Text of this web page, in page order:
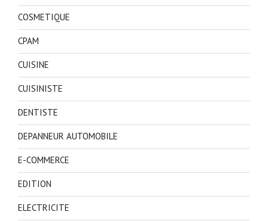
COSMETIQUE
CPAM
CUISINE
CUISINISTE
DENTISTE
DEPANNEUR AUTOMOBILE
E-COMMERCE
EDITION
ELECTRICITE